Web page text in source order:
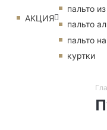
АКЦИЯ
пальто
пальто
пальто
куртки